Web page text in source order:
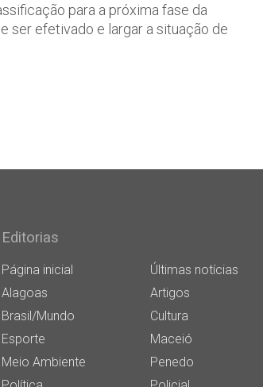
para a próxima fase da
ser efetivado e largar a situação de
Editorias
Página inicial
Últimas notícias
Alagoas
Artigos
Brasil/Mundo
Cultura
Esporte
Maceió
Meio Ambiente
Penedo